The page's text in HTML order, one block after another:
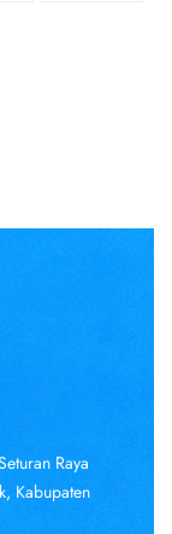
Raya
Kabupaten